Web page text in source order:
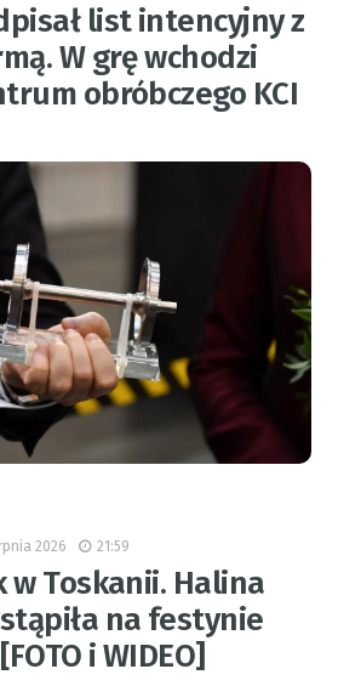
list intencyjny z
W grę wchodzi
obróbczego KCI
2026 21:59
w Toskanii. Halina
na festynie
i WIDEO]